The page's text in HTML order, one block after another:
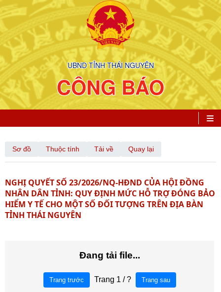
UBND TỈNH THÁI NGUYÊN
CÔNG BÁO
Sơ đồ Thuộc tính Tải về Quay lại
NGHỊ QUYẾT SỐ 23/2026/NQ-HĐND CỦA HỘI ĐỒNG
NHÂN DÂN TỈNH: QUY ĐỊNH MỨC HỖ TRỢ ĐÓNG BẢO
HIỂM Y TẾ CHO MỘT SỐ ĐỐI TƯỢNG TRÊN ĐỊA BÀN
TỈNH THÁI NGUYÊN